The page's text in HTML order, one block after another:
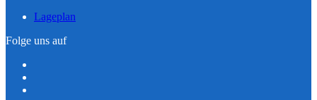
Lageplan
Folge uns auf